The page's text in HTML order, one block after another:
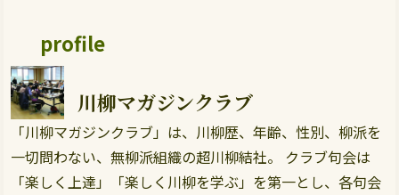
profile
川柳マガジンクラブ
「川柳マガジンクラブ」は、川柳歴、年齢、性別、柳派を
一切問わない、無柳派組織の超川柳結社。 クラブ句会は
「楽しく上達」「楽しく川柳を学ぶ」を第一とし、各句会